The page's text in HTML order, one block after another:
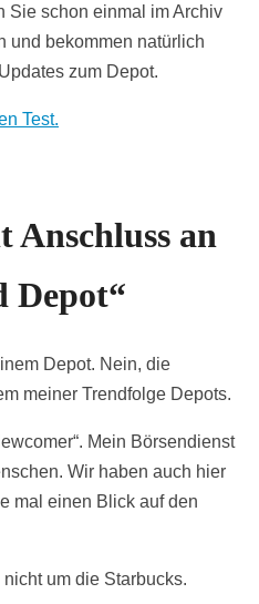
Sie schon einmal im Archiv
und bekommen natürlich
zum Depot.
Test.
Anschluss an
Depot“
Depot. Nein, die
meiner Trendfolge Depots.
Mein Börsendienst
Wir haben auch hier
mal einen Blick auf den
um die Starbucks.